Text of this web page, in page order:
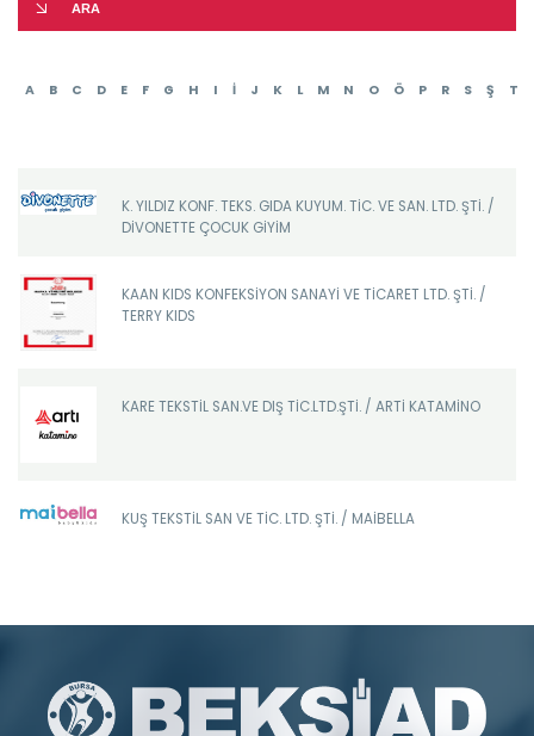
ARA
A B C D E F G H I İ J K L M N O Ö P R S Ş T
K. YILDIZ KONF. TEKS. GIDA KUYUM. TİC. VE SAN. LTD. ŞTİ. /
DİVONETTE ÇOCUK GİYİM
KAAN KIDS KONFEKSİYON SANAYİ VE TİCARET LTD. ŞTİ. /
TERRY KIDS
KARE TEKSTİL SAN.VE DIŞ TİC.LTD.ŞTİ. / ARTİ KATAMİNO
KUŞ TEKSTİL SAN VE TİC. LTD. ŞTİ. / MAİBELLA